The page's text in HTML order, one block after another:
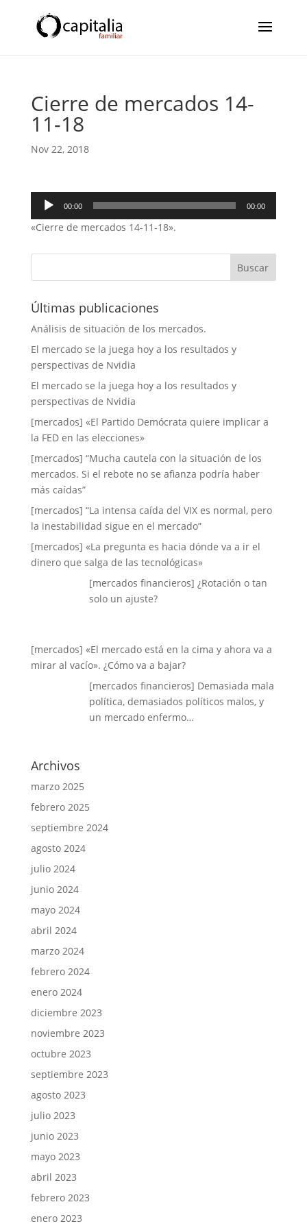
Cierre de mercados 14-
11-18
Nov 22, 2018
Reproductor
audio
00:00 00:00
«Cierre de mercados 14-11-18».
Últimas publicaciones
Análisis de situación de los mercados.
El mercado se la juega hoy a los resultados y
perspectivas de Nvidia
El mercado se la juega hoy a los resultados y
perspectivas de Nvidia
[mercados] «El Partido Demócrata quiere implicar a
la FED en las elecciones»
[mercados] “Mucha cautela con la situación de los
mercados. Si el rebote no se afianza podría haber
más caídas”
[mercados] “La intensa caída del VIX es normal, pero
la inestabilidad sigue en el mercado”
[mercados] «La pregunta es hacia dónde va a ir el
dinero que salga de las tecnológicas»
[mercados financieros] ¿Rotación o tan
solo un ajuste?
[mercados] «El mercado está en la cima y ahora va a
mirar al vacío». ¿Cómo va a bajar?
[mercados financieros] Demasiada mala
política, demasiados políticos malos, y
un mercado enfermo…
Archivos
marzo 2025
febrero 2025
septiembre 2024
agosto 2024
julio 2024
junio 2024
mayo 2024
abril 2024
marzo 2024
febrero 2024
enero 2024
diciembre 2023
noviembre 2023
octubre 2023
septiembre 2023
agosto 2023
julio 2023
junio 2023
mayo 2023
abril 2023
febrero 2023
enero 2023